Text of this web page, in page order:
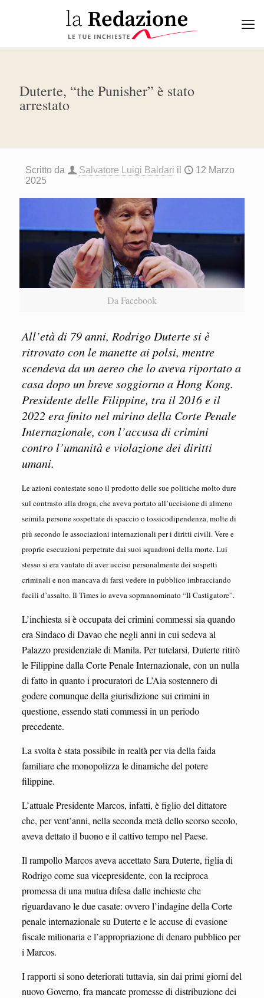
Duterte, “the Punisher” è stato
arrestato
Scritto da Salvatore Luigi Baldari il
12 Marzo
2025
Da Facebook
All’età di 79 anni, Rodrigo Duterte si è
ritrovato con le manette ai polsi, mentre
scendeva da un aereo che lo aveva riportato a
casa dopo un breve soggiorno a Hong Kong.
Presidente delle Filippine, tra il 2016 e il
2022 era finito nel mirino della Corte Penale
Internazionale, con l’accusa di crimini
contro l’umanità e violazione dei diritti
umani.
Le azioni contestate sono il prodotto delle sue politiche molto dure
sul contrasto alla droga, che aveva portato all’uccisione di almeno
seimila persone sospettate di spaccio o tossicodipendenza, molte di
più secondo le associazioni internazionali per i diritti civili. Vere e
proprie esecuzioni perpetrate dai suoi squadroni della morte. Lui
stesso si era vantato di aver ucciso personalmente dei sospetti
criminali e non mancava di farsi vedere in pubblico imbracciando
fucili d’assalto. Il Times lo aveva soprannominato “Il Castigatore”.
L’inchiesta si è occupata dei crimini commessi sia quando
era Sindaco di Davao che negli anni in cui sedeva al
Palazzo presidenziale di Manila. Per tutelarsi, Duterte ritirò
le Filippine dalla Corte Penale Internazionale, con un nulla
di fatto in quanto i procuratori de L’Aia sostennero di
godere comunque della giurisdizione sui crimini in
questione, essendo stati commessi in un periodo
precedente.
La svolta è stata possibile in realtà per via della faida
familiare che monopolizza le dinamiche del potere
filippine.
L’attuale Presidente Marcos, infatti, è figlio del dittatore
che, per vent’anni, nella seconda metà dello scorso secolo,
aveva dettato il buono e il cattivo tempo nel Paese.
Il rampollo Marcos aveva accettato Sara Duterte, figlia di
Rodrigo come sua vicepresidente, con la reciproca
promessa di una mutua difesa dalle inchieste che
riguardavano le due casate: ovvero l’indagine della Corte
penale internazionale su Duterte e le accuse di evasione
fiscale milionaria e l’appropriazione di denaro pubblico per
i Marcos.
I rapporti si sono deteriorati tuttavia, sin dai primi giorni del
nuovo Governo, fra mancate promesse di distribuzione dei